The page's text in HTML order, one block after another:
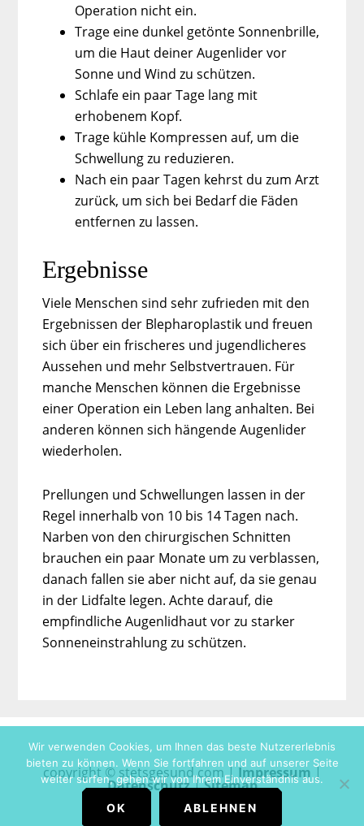
Operation nicht ein.
Trage eine dunkel getönte Sonnenbrille,
um die Haut deiner Augenlider vor
Sonne und Wind zu schützen.
Schlafe ein paar Tage lang mit
erhobenem Kopf.
Trage kühle Kompressen auf, um die
Schwellung zu reduzieren.
Nach ein paar Tagen kehrst du zum Arzt
zurück, um sich bei Bedarf die Fäden
entfernen zu lassen.
Ergebnisse
Viele Menschen sind sehr zufrieden mit den
Ergebnissen der Blepharoplastik und freuen
sich über ein frischeres und jugendlicheres
Aussehen und mehr Selbstvertrauen. Für
manche Menschen können die Ergebnisse
einer Operation ein Leben lang anhalten. Bei
anderen können sich hängende Augenlider
wiederholen.
Prellungen und Schwellungen lassen in der
Regel innerhalb von 10 bis 14 Tagen nach.
Narben von den chirurgischen Schnitten
brauchen ein paar Monate um zu verblassen,
danach fallen sie aber nicht auf, da sie genau
in der Lidfalte legen. Achte darauf, die
empfindliche Augenlidhaut vor zu starker
Sonneneinstrahlung zu schützen.
copyright © stetsgesund.com |Impressum|
Datenschutz|Sitemap
Wir verwenden Cookies, um Ihnen das beste Nutzererlebnis
bieten zu können. Wenn Sie fortfahren und auf unserer Seite
weiter surfen, gehen wir von Ihrem Einverständnis aus.
OK ABLEHNEN